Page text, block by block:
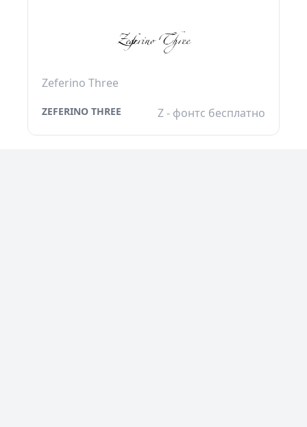
Zeferino Three
ZEFERINO THREE Z - фонтс бесплатно